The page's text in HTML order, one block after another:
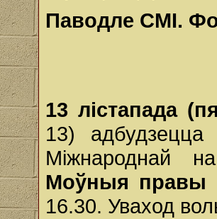
Паводле СМІ.
13 лістапада
13) адбудзецца
Міжнароднай
Моўныя правы
16.30. Уваход